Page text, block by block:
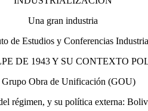
Una gran industria
de Estudios y Conferencias
DE 1943 Y SU CONTEXTO
Obra de Unificación (GOU)
régimen, y su política externa: